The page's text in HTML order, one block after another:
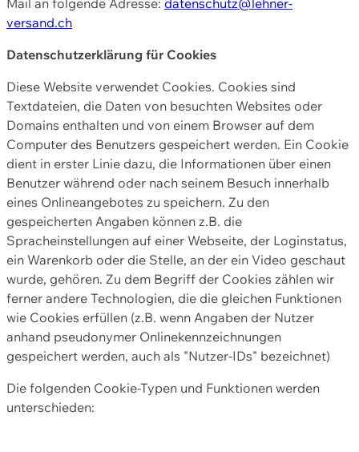
versand.ch
Datenschutzerklärung für Cookies
Diese Website verwendet Cookies. Cookies sind
Textdateien, die Daten von besuchten Websites oder
Domains enthalten und von einem Browser auf dem
Computer des Benutzers gespeichert werden. Ein Cookie
dient in erster Linie dazu, die Informationen über einen
Benutzer während oder nach seinem Besuch innerhalb
eines Onlineangebotes zu speichern. Zu den
gespeicherten Angaben können z.B. die
Spracheinstellungen auf einer Webseite, der Loginstatus,
ein Warenkorb oder die Stelle, an der ein Video geschaut
wurde, gehören. Zu dem Begriff der Cookies zählen wir
ferner andere Technologien, die die gleichen Funktionen
wie Cookies erfüllen (z.B. wenn Angaben der Nutzer
anhand pseudonymer Onlinekennzeichnungen
gespeichert werden, auch als "Nutzer-IDs" bezeichnet)
Die folgenden Cookie-Typen und Funktionen werden
unterschieden: